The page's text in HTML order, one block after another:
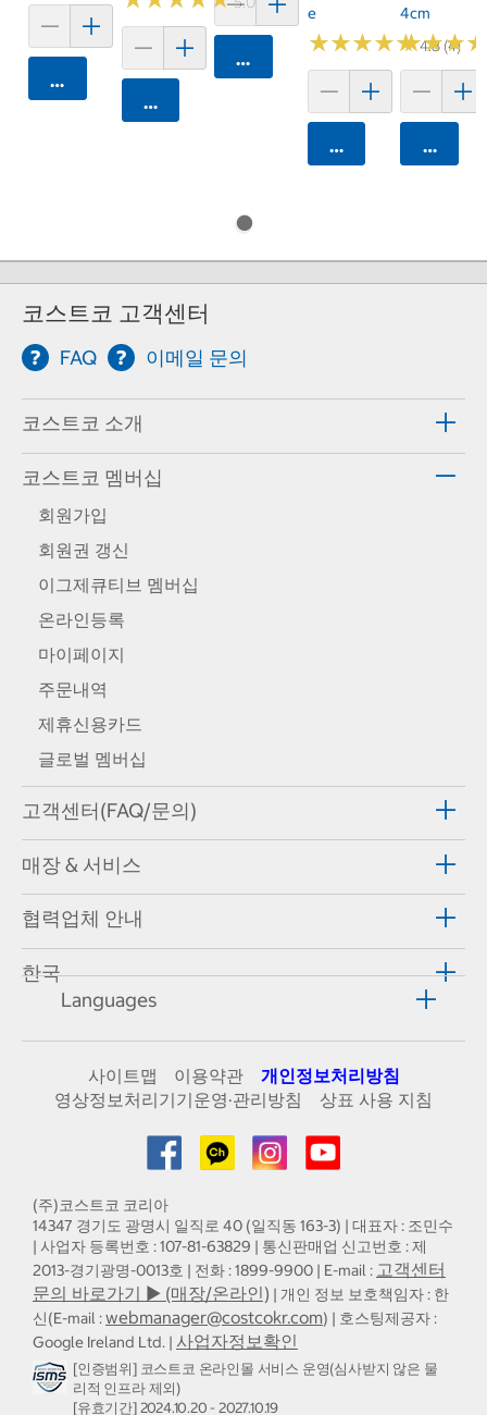
카트에 담기
카트에 담기
카트에 담기
E
★★★★★
★★★★★4.8 (4)
카트에 담기
4cm
★★★
★★★
카트에
코스트코 고객센터
FAQ 이메일 문의
코스트코 소개
코스트코 멤버십
회원가입
회원권 갱신
이그제큐티브 멤버십
온라인등록
마이페이지
주문내역
제휴신용카드
글로벌 멤버십
고객센터(FAQ/문의)
매장 & 서비스
협력업체 안내
한국
Languages
사이트맵 이용약관
개인정보처리방침
영상정보처리기기운영·관리방침
상표 사용 지침
(주)코스트코 코리아
14347 경기도 광명시 일직로 40 (일직동 163-3) | 대표자 : 조민수
| 사업자 등록번호 : 107-81-63829 | 통신판매업 신고번호 : 제
2013-경기광명-0013호 | 전화 : 1899-9900 | E-mail : 고객센터
문의 바로가기 ▶ (매장/온라인) | 개인 정보 보호책임자 : 한
신(E-mail :webmanager@costcokr.com) | 호스팅제공자 :
Google Ireland Ltd. | 사업자정보확인
[인증범위] 코스트코 온라인몰 서비스 운영(심사받지 않은 물
리적 인프라 제외)
[유효기간] 2024.10.20 - 2027.10.19